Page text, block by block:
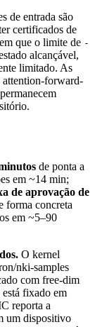
de entrada são
certificados de
que o limite de -
alcançável,
limitado. As
attention-forward-
de ponta a
em ~14 min;
de aprovação de
forma concreta
em ~5–90
O kernel
nki-samples
com free-dim
fixado em
reporta a
um dispositivo